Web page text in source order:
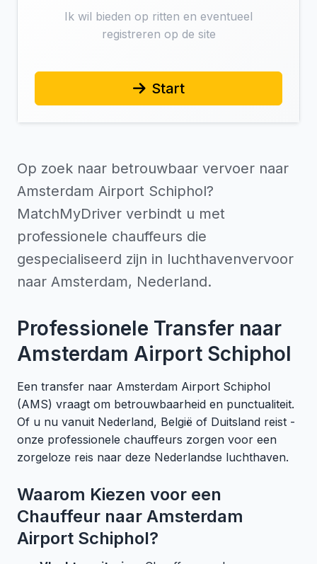
Ik wil bieden op ritten en eventueel
registreren op de site
Start
Op zoek naar betrouwbaar vervoer naar
Amsterdam Airport Schiphol?
MatchMyDriver verbindt u met
professionele chauffeurs die
gespecialiseerd zijn in luchthavenvervoor
naar Amsterdam, Nederland.
Professionele Transfer naar
Amsterdam Airport Schiphol
Een transfer naar Amsterdam Airport Schiphol
(AMS) vraagt om betrouwbaarheid en punctualiteit.
Of u nu vanuit Nederland, België of Duitsland reist -
onze professionele chauffeurs zorgen voor een
zorgeloze reis naar deze Nederlandse luchthaven.
Waarom Kiezen voor een
Chauffeur naar Amsterdam
Airport Schiphol?